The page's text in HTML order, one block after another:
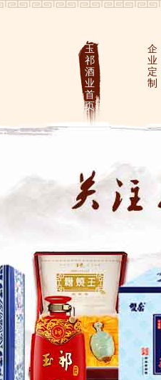
玉
祁
酒
业
首
页
企
业
定
制